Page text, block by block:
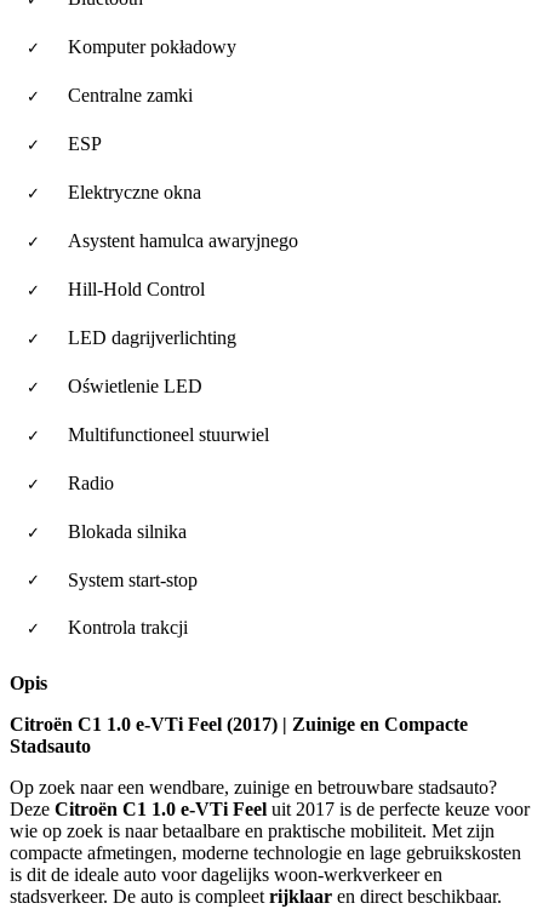
Komputer pokładowy
Centralne zamki
ESP
Elektryczne okna
Asystent hamulca awaryjnego
Hill-Hold Control
LED dagrijverlichting
Oświetlenie LED
Multifunctioneel stuurwiel
Radio
Blokada silnika
System start-stop
Kontrola trakcji
Opis
Citroën C1 1.0 e-VTi Feel (2017) | Zuinige en Compacte
Stadsauto
Op zoek naar een wendbare, zuinige en betrouwbare stadsauto?
Deze Citroën C1 1.0 e-VTi Feel uit 2017 is de perfecte keuze voor
wie op zoek is naar betaalbare en praktische mobiliteit. Met zijn
compacte afmetingen, moderne technologie en lage gebruikskosten
is dit de ideale auto voor dagelijks woon-werkverkeer en
stadsverkeer. De auto is compleetrijklaar en direct beschikbaar.